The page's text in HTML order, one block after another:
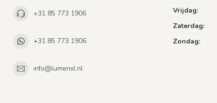
+31 85 773 1906
+31 85 773 1906
info@lumenxl.nl
Vrijdag:
Zaterdag:
Zondag: